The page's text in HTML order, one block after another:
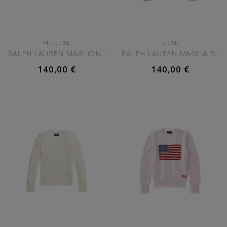
M , L , XL
RALPH LAUREN MAGLIONE BEIGE...
140,00 €
AGGIUNGI AL CARRELLO
L ,XL
RALPH LAUREN MAGLIA ROSA IN...
140,00 €
AGGIUNGI AL CARRELLO